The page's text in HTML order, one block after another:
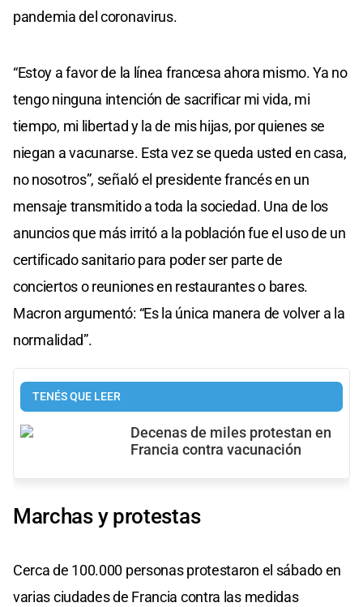
pandemia del coronavirus.
“Estoy a favor de la línea francesa ahora mismo. Ya no
tengo ninguna intención de sacrificar mi vida, mi
tiempo, mi libertad y la de mis hijas, por quienes se
niegan a vacunarse. Esta vez se queda usted en casa,
no nosotros”, señaló el presidente francés en un
mensaje transmitido a toda la sociedad. Una de los
anuncios que más irritó a la población fue el uso de un
certificado sanitario para poder ser parte de
conciertos o reuniones en restaurantes o bares.
Macron argumentó: “Es la única manera de volver a la
normalidad”.
TENÉS QUE LEER
Decenas de miles protestan en
Francia contra vacunación
Marchas y protestas
Cerca de 100.000 personas protestaron el sábado en
varias ciudades de Francia contra las medidas